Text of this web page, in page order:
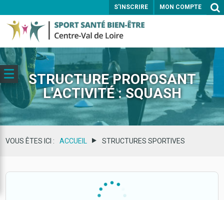
S'INSCRIRE MON COMPTE
ENVOYER
STRUCTURE PROPOSANT
L'ACTIVITÉ : SQUASH
VOUS ÊTES ICI : ACCUEIL STRUCTURES SPORTIVES